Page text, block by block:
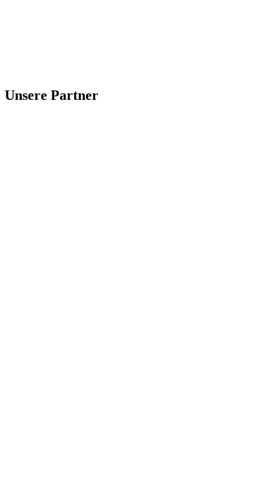
Unsere Partner